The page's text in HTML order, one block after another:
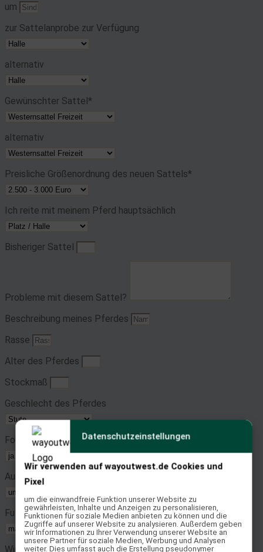
um
zur Sattelanprobe zur Verfügung
alternativ
Gewünschter Sattel*
alternativ
Preisliche Größenordnung des neuen Sattels*
Ich reite mit meinem Pferd hauptsächlich
Bisheriger Sattel
Probleme mit diesem Sattel?
Beschreibung meines Pferdes
Rasse
Alter des Pferdes
Stockmaß
Geschlecht des Pferdes
Fohlen gehabt
Ausbildungsstand des Pferdes
Futterzustand
Widerrist
Datenschutzeinstellungen
Wir verwenden auf wayoutwest.de Cookies und
Pixel
um die einwandfreie Funktion unserer Website zu
gewährleisten, Inhalte und Anzeigen zu personalisieren,
Funktionen für soziale Medien anbieten zu können und die
Zugriffe auf unserer Website zu analysieren. Außerdem geben
wir Informationen zu Ihrer Verwendung unserer Website an
unsere Partner für soziale Medien, Werbung und Analysen
weiter. Dies umfasst auch die Erstellung pseudonymer